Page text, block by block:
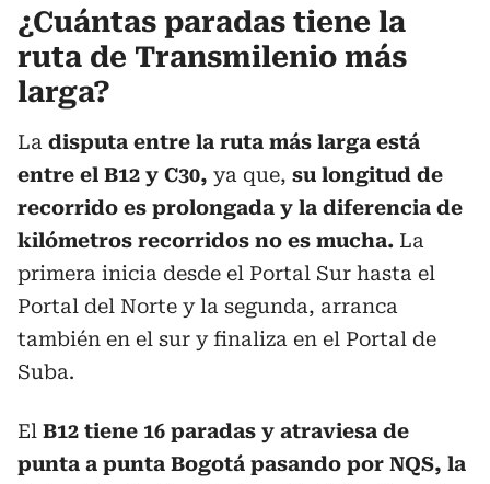
¿Cuántas paradas tiene la
ruta de Transmilenio más
larga?
La disputa entre la ruta más larga está
entre el B12 y C30, ya que, su longitud de
recorrido es prolongada y la diferencia de
kilómetros recorridos no es mucha. La
primera inicia desde el Portal Sur hasta el
Portal del Norte y la segunda, arranca
también en el sur y finaliza en el Portal de
Suba.
El B12 tiene 16 paradas y atraviesa de
punta a punta Bogotá pasando por NQS, la